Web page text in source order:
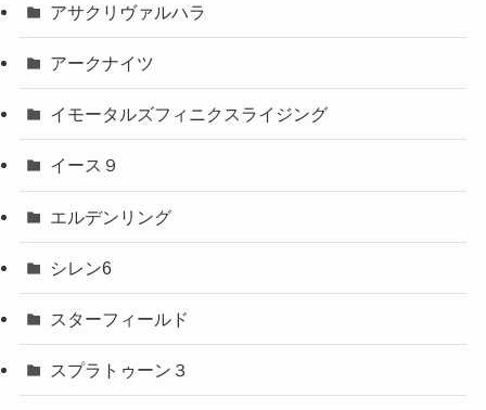
アサクリヴァルハラ
アークナイツ
イモータルズフィニクスライジング
イース９
エルデンリング
シレン6
スターフィールド
スプラトゥーン３